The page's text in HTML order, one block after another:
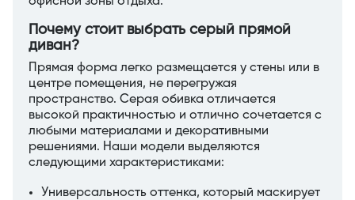
Почему стоит выбрать серый прямой
диван?
Прямая форма легко размещается у стены или в
центре помещения, не перегружая
пространство. Серая обивка отличается
высокой практичностью и отлично сочетается с
любыми материалами и декоративными
решениями. Наши модели выделяются
следующими характеристиками:
Универсальность оттенка, который маскирует